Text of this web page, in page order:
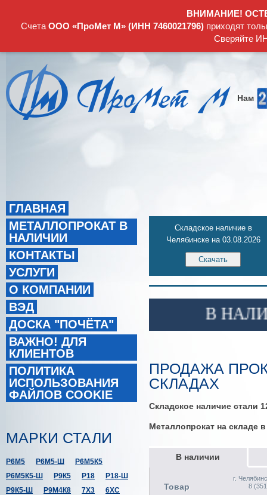
ВНИМАНИЕ!
Счета ООО «ПроМет М» (ИНН 7460021796)приходят
Сверяйте
Складское наличие в
Челябинске на 03.08.2026
В
ПРОДАЖА
СКЛАДАХ
Складское наличие стали
Металлопрокат на складе
В наличии
г.
8
Товар
ГЛАВНАЯ
МЕТАЛЛОПРОКАТ В
НАЛИЧИИ
КОНТАКТЫ
УСЛУГИ
О КОМПАНИИ
ВЭД
ДОСКА "ПОЧЁТА"
ВАЖНО! ДЛЯ
КЛИЕНТОВ
ПОЛИТИКА
ИСПОЛЬЗОВАНИЯ
ФАЙЛОВ COOKIE
МАРКИ СТАЛИ
Р6М5 Р6М5-Ш
Р6М5К5
Р6М5К5-Ш
Р9К5 Р18
Р18-Ш
Р9К5-Ш
Р9М4К8 7Х3
6ХС
Нам